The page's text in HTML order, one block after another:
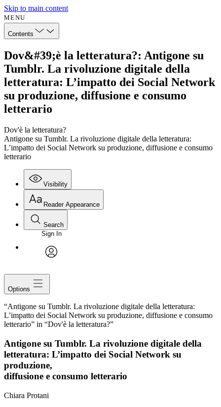
Skip to main content
MENU
Contents
Dov&#39;è la letteratura?: Antigone su
Tumblr. La rivoluzione digitale della
letteratura: L’impatto dei Social Network
su produzione, diffusione e consumo
letterario
Dov'è la letteratura?
Antigone su Tumblr. La rivoluzione digitale della letteratura:
L’impatto dei Social Network su produzione, diffusione e consumo
letterario
Visibility
Reader Appearance
Search
Sign In
Options
“Antigone su Tumblr. La rivoluzione digitale della letteratura:
L’impatto dei Social Network su produzione, diffusione e consumo
letterario” in “Dov'è la letteratura?”
Antigone su Tumblr. La rivoluzione digitale della
letteratura: L’impatto dei Social Network su
produzione,
diffusione e consumo letterario
Chiara Protani